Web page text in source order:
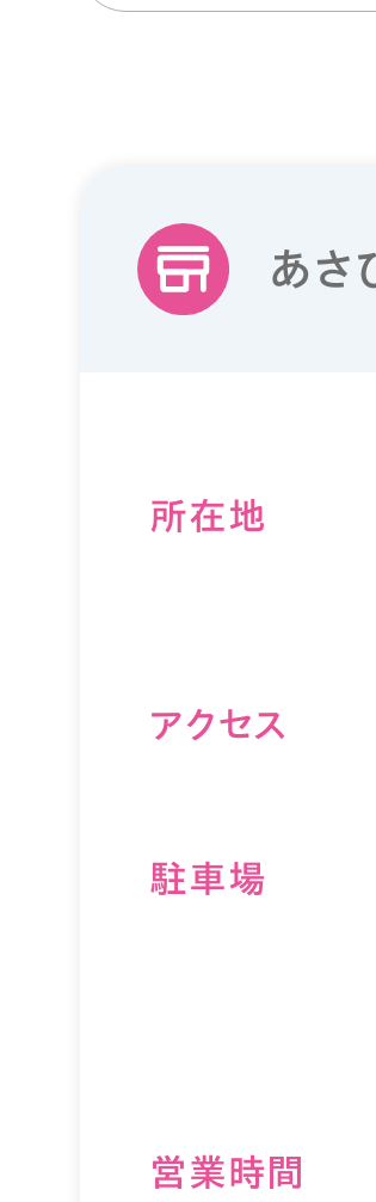
あさ
所在地
アクセス
駐⾞場
営業時間